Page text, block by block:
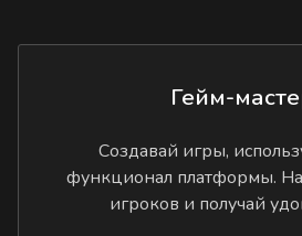
Гейм-
Создавай игры,
функционал платформы.
игроков и получай